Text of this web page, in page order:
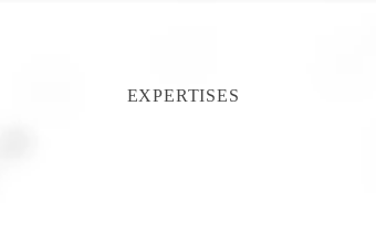
EXPERTISES